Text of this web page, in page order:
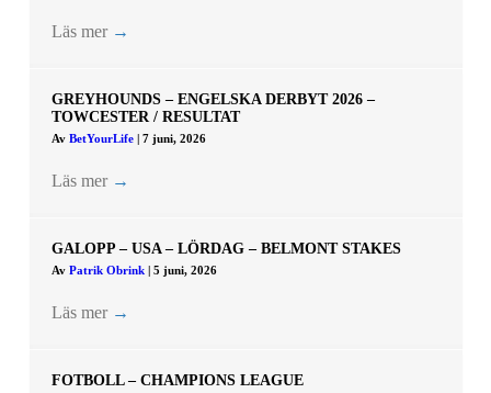
Läs mer →
GREYHOUNDS – ENGELSKA DERBYT 2026 –
TOWCESTER / RESULTAT
Av BetYourLife 7 juni, 2026
Läs mer →
GALOPP – USA – LÖRDAG – BELMONT STAKES
Av Patrik Obrink 5 juni, 2026
Läs mer →
FOTBOLL – CHAMPIONS LEAGUE